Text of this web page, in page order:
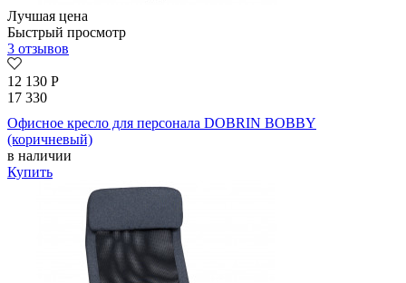
Лучшая цена
Быстрый просмотр
3 отзывов
12 130 Р
17 330
Офисное кресло для персонала DOBRIN BOBBY
(коричневый)
в наличии
Купить